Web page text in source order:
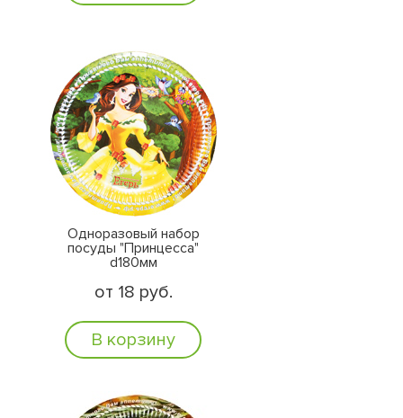
Одноразовый набор
посуды "Принцесса"
d180мм
от 18 руб.
В корзину